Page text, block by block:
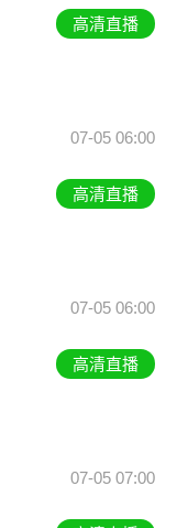
高清直播
07-05 06:00
高清直播
07-05 06:00
高清直播
07-05 07:00